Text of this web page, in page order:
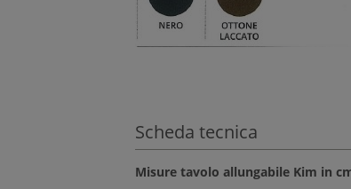
Scheda tecnica
Misure tavolo allungabile Kim in